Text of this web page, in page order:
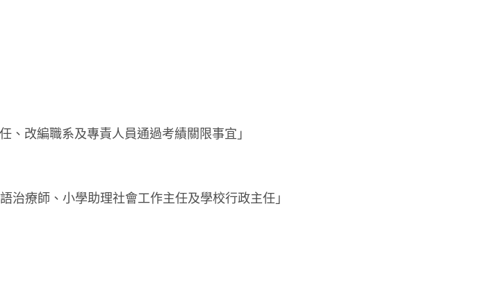
、改編職系及專責人員通過考績關限事宜」
療師、小學助理社會工作主任及學校行政主任」